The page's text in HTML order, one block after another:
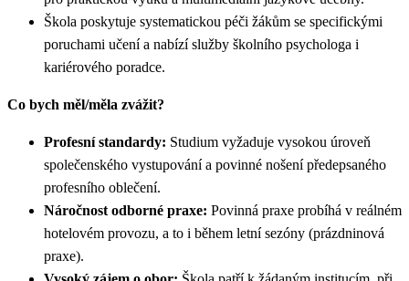
Škola poskytuje systematickou péči žákům se specifickými
poruchami učení a nabízí služby školního psychologa i
kariérového poradce.
Co bych měl/měla zvážit?
Profesní standardy: Studium vyžaduje vysokou úroveň
společenského vystupování a povinné nošení předepsaného
profesního oblečení.
Náročnost odborné praxe: Povinná praxe probíhá v reálném
hotelovém provozu, a to i během letní sezóny (prázdninová
praxe).